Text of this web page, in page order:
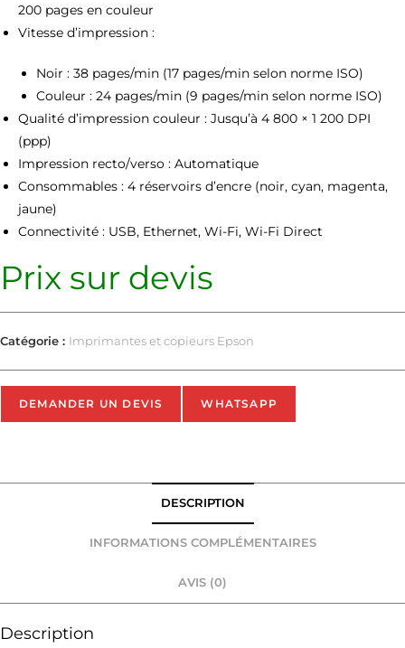
200 pages en couleur
Vitesse d’impression :
Noir : 38 pages/min (17 pages/min selon norme ISO)
Couleur : 24 pages/min (9 pages/min selon norme ISO)
Qualité d’impression couleur : Jusqu’à 4 800 × 1 200 DPI
(ppp)
Impression recto/verso : Automatique
Consommables : 4 réservoirs d’encre (noir, cyan, magenta,
jaune)
Connectivité : USB, Ethernet, Wi-Fi, Wi-Fi Direct
Prix sur devis
Catégorie : Imprimantes et copieurs Epson
DEMANDER UN DEVIS WHATSAPP
DESCRIPTION
INFORMATIONS COMPLÉMENTAIRES
AVIS (0)
Description